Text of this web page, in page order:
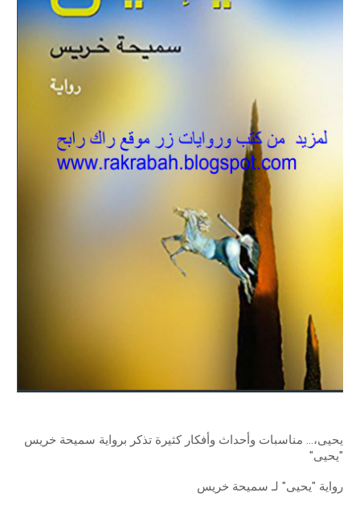
يحيى،... مناسبات وأحداث وأفكار كثيرة تذكر برواية سميحة خريس
"يحيى"
رواية "يحيى" لـ سميحة خريس